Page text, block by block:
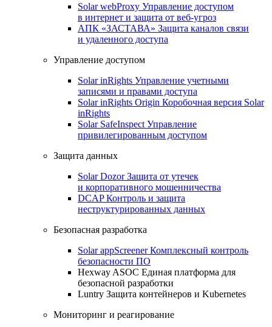
Solar webProxy Управление доступом
в интернет и защита от веб-угроз
АПК «ЗАСТАВА» Защита каналов связи
и удаленного доступа
Управление доступом
Solar inRights Управление учетными
записями и правами доступа
Solar inRights Origin Коробочная версия Solar
inRights
Solar SafeInspect Управление
привилегированным доступом
Защита данных
Solar DozorЗащита от утечек
и корпоративного мошенничества
DCAPКонтроль и защита
неструктурированных данных
Безопасная разработка
Solar appScreenerКомплексный контроль
безопасности ПО
Hexway ASOC Единая платформа для
безопасной разработки
Luntry Защита контейнеров и Kubernetes
Мониторинг и реагирование